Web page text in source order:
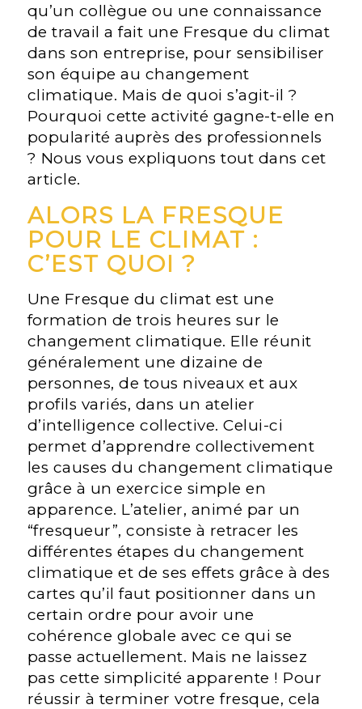
qu’un collègue ou une connaissance
de travail a fait une Fresque du climat
dans son entreprise, pour sensibiliser
son équipe au changement
climatique. Mais de quoi s’agit-il ?
Pourquoi cette activité gagne-t-elle en
popularité auprès des professionnels
? Nous vous expliquons tout dans cet
article.
ALORS LA FRESQUE
POUR LE CLIMAT :
C’EST QUOI ?
Une Fresque du climat est une
formation de trois heures sur le
changement climatique. Elle réunit
généralement une dizaine de
personnes, de tous niveaux et aux
profils variés, dans un atelier
d’intelligence collective. Celui-ci
permet d’apprendre collectivement
les causes du changement climatique
grâce à un exercice simple en
apparence. L’atelier, animé par un
“fresqueur”, consiste à retracer les
différentes étapes du changement
climatique et de ses effets grâce à des
cartes qu’il faut positionner dans un
certain ordre pour avoir une
cohérence globale avec ce qui se
passe actuellement. Mais ne laissez
pas cette simplicité apparente ! Pour
réussir à terminer votre fresque, cela